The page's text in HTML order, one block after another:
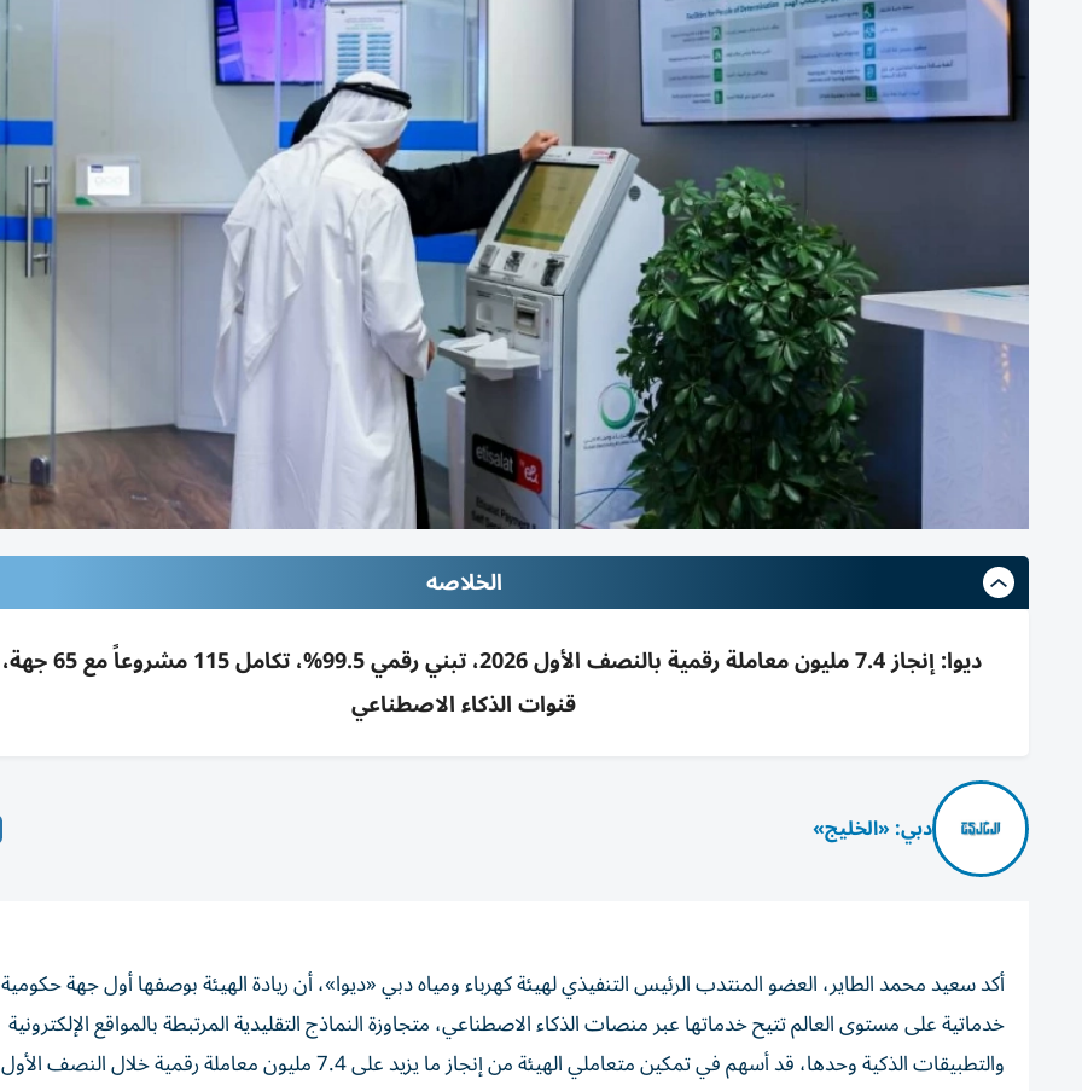
الخلاصه
ديوا: إنجاز 7.4 مليون معاملة رقمية
قنوات الذكاء الاصطناعي
دبي: «الخليج»
أكد سعيد محمد الطاير، العضو المنتدب الرئيس التنفيذي لهيئة كهرباء ومياه دبي «ديوا»، أن ريادة الهيئة بوصفها أول جهة
خدماتية على مستوى العالم تتيح خدماتها عبر منصات الذكاء الاصطناعي، متجاوزة النماذج التقليدية المرتبطة بالمواقع الإلكترونية
والتطبيقات الذكية وحدها، قد أسهم في تمكين متعاملي الهيئة من إنجاز ما يزيد على 7.4 مليون معاملة رقمية